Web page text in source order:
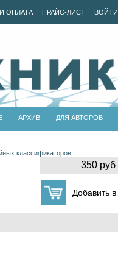
ОПЛАТА ПРАЙС-ЛИСТ ВОЙТИ
АРХИВ ДЛЯ АВТОРОВ
классификаторов
350 руб